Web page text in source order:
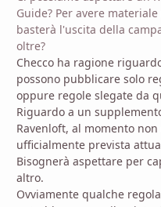
Guide? Per avere
basterà l'uscita della
oltre?
Checco ha ragione
possono pubblicare solo
oppure regole slegate da
Riguardo a un
Ravenloft, al momento
ufficialmente prevista
Bisognerà aspettare per
altro.
Ovviamente qualche